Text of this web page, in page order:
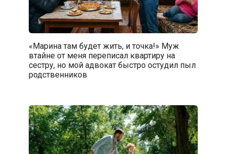
«Марина там будет жить, и точка!» Муж
втайне от меня переписал квартиру на
сестру, но мой адвокат быстро остудил пыл
родственников